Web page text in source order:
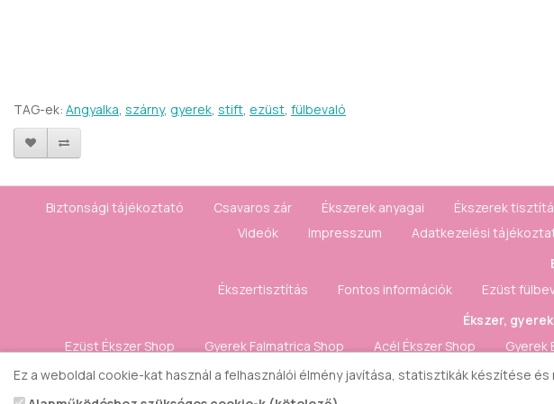
TAG-ek: Angyalka szárny, gyerek stift ezüst fülbevaló
Biztonsági tájékoztató Csavaros zár Ékszerek anyagai Ékszerek
Videók
Impresszum Adatkezelési
Ékszertisztítás
Fontos információk Ezüst
Ékszer,
Ezüst Ékszer Shop
Gyerek Falmatrica Shop Acél Ékszer Shop Gyerek
Ez a weboldal cookie-kat használ a felhasználói élmény javítása, statisztikák készítése